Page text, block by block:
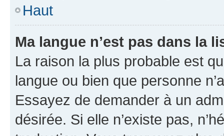
Haut
Ma langue n’est pas dans la
La raison la plus probable est
langue ou bien que personne
Essayez de demander à un
désirée. Si elle n’existe pas,